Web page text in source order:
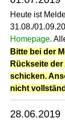
Heute ist
31.08./
Homepage.
Bitte bei der
Rückseite
schicken.
nicht
28.06.2019